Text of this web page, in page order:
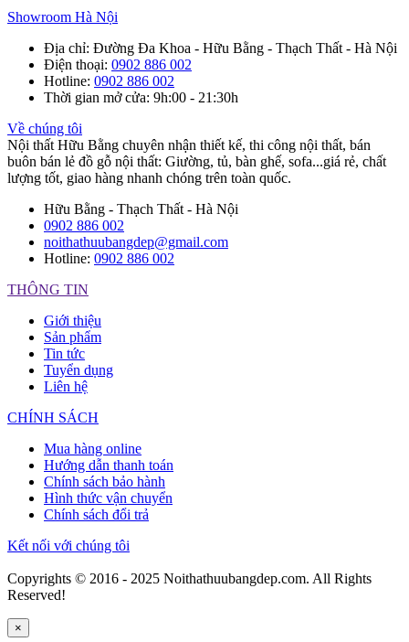
Showroom Hà Nội
Địa chỉ: Đường Đa Khoa - Hữu Bằng - Thạch Thất - Hà Nội
Điện thoại: 0902 886 002
Hotline: 0902 886 002
Thời gian mở cửa: 9h:00 - 21:30h
Về chúng tôi
Nội thất Hữu Bằng chuyên nhận thiết kế, thi công nội thất, bán
buôn bán lẻ đồ gỗ nội thất: Giường, tủ, bàn ghế, sofa...giá rẻ, chất
lượng tốt, giao hàng nhanh chóng trên toàn quốc.
Hữu Bằng - Thạch Thất - Hà Nội
0902 886 002
noithathuubangdep@gmail.com
Hotline: 0902 886 002
THÔNG TIN
Giới thiệu
Sản phẩm
Tin tức
Tuyển dụng
Liên hệ
CHÍNH SÁCH
Mua hàng online
Hướng dẫn thanh toán
Chính sách bảo hành
Hình thức vận chuyển
Chính sách đổi trả
Kết nối với chúng tôi
Copyrights © 2016 - 2025 Noithathuubangdep.com. All Rights
Reserved!
×